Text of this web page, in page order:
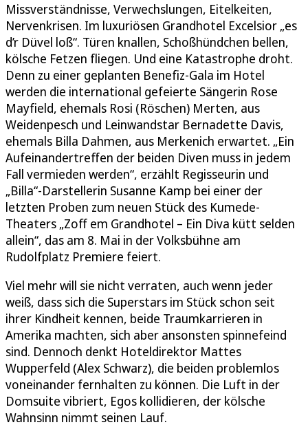
Missverständnisse, Verwechslungen, Eitelkeiten,
Nervenkrisen. Im luxuriösen Grandhotel Excelsior „es
d’r Düvel loß“. Türen knallen, Schoßhündchen bellen,
kölsche Fetzen fliegen. Und eine Katastrophe droht.
Denn zu einer geplanten Benefiz-Gala im Hotel
werden die international gefeierte Sängerin Rose
Mayfield, ehemals Rosi (Röschen) Merten, aus
Weidenpesch und Leinwandstar Bernadette Davis,
ehemals Billa Dahmen, aus Merkenich erwartet. „Ein
Aufeinandertreffen der beiden Diven muss in jedem
Fall vermieden werden“, erzählt Regisseurin und
„Billa“-Darstellerin Susanne Kamp bei einer der
letzten Proben zum neuen Stück des Kumede-
Theaters „Zoff em Grandhotel – Ein Diva kütt selden
allein“, das am 8. Mai in der Volksbühne am
Rudolfplatz Premiere feiert.
Viel mehr will sie nicht verraten, auch wenn jeder
weiß, dass sich die Superstars im Stück schon seit
ihrer Kindheit kennen, beide Traumkarrieren in
Amerika machten, sich aber ansonsten spinnefeind
sind. Dennoch denkt Hoteldirektor Mattes
Wupperfeld (Alex Schwarz), die beiden problemlos
voneinander fernhalten zu können. Die Luft in der
Domsuite vibriert, Egos kollidieren, der kölsche
Wahnsinn nimmt seinen Lauf.